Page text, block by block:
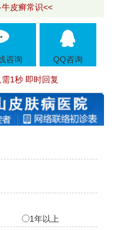
皮癣常识<<
咨询 QQ咨询
需1秒 即时回复
1年以上